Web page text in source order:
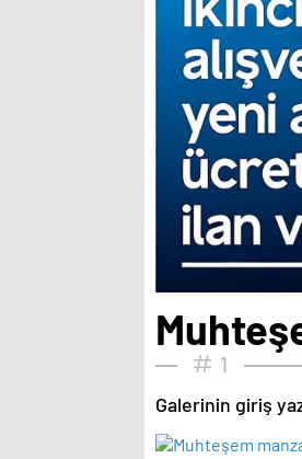
1
Galerinin giriş